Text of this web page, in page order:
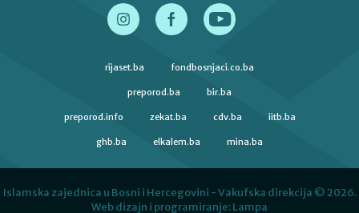
rijaset.ba fondbosnjaci.co.ba
preporod.ba bir.ba
preporod.info zekat.ba cdv.ba iitb.ba
ghb.ba elkalem.ba mina.ba
Islamska zajednica u Bosni i Hercegovini - Vakufska direkcija © 2026.
Web dizajn i programiranje:Lampa